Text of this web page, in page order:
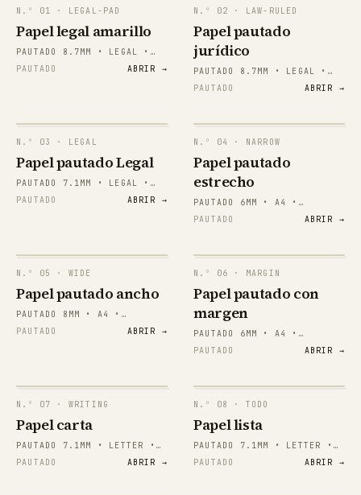
N.º 01 · LEGAL-PAD
Papel legal amarillo
PAUTADO 8.7MM • LEGAL •
VERTICAL
PAUTADO ABRIR →
N.º 02 · LAW-RULED
Papel pautado
jurídico
PAUTADO 8.7MM • LEGAL •
VERTICAL
PAUTADO ABRIR →
N.º 03 · LEGAL
Papel pautado Legal
PAUTADO 7.1MM • LEGAL •
VERTICAL
PAUTADO ABRIR →
N.º 04 · NARROW
Papel pautado
estrecho
PAUTADO 6MM • A4 •
VERTICAL
PAUTADO ABRIR →
N.º 05 · WIDE
Papel pautado ancho
PAUTADO 8MM • A4 •
VERTICAL
PAUTADO ABRIR →
N.º 06 · MARGIN
Papel pautado con
margen
PAUTADO 6MM • A4 •
VERTICAL
PAUTADO ABRIR →
N.º 07 · WRITING
Papel carta
PAUTADO 7.1MM • LETTER •
VERTICAL
PAUTADO ABRIR →
N.º 08 · TODO
Papel lista
PAUTADO 7.1MM • LETTER •
VERTICAL
PAUTADO ABRIR →